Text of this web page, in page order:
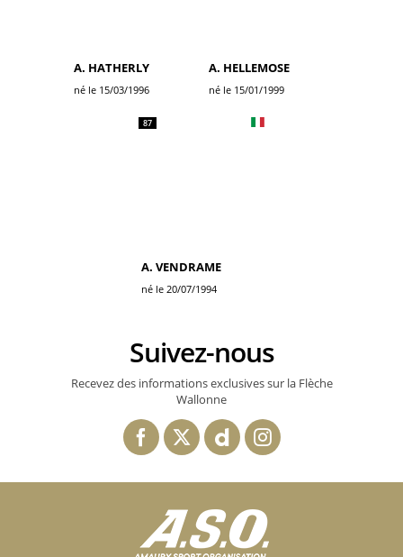
A. HATHERLY
né le 15/03/1996
A. HELLEMOSE
né le 15/01/1999
87
A. VENDRAME
né le 20/07/1994
Suivez-nous
Recevez des informations exclusives sur la Flèche
Wallonne